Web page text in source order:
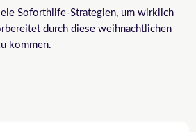
Soforthilfe-Strategien, um wirklich
durch diese weihnachtlichen
kommen.